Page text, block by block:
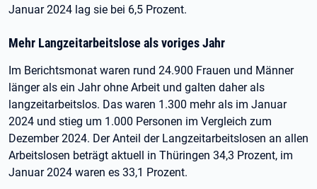
Januar 2024 lag sie bei 6,5 Prozent.
Mehr Langzeitarbeitslose als voriges Jahr
Im Berichtsmonat waren rund 24.900 Frauen und Männer
länger als ein Jahr ohne Arbeit und galten daher als
langzeitarbeitslos. Das waren 1.300 mehr als im Januar
2024 und stieg um 1.000 Personen im Vergleich zum
Dezember 2024. Der Anteil der Langzeitarbeitslosen an allen
Arbeitslosen beträgt aktuell in Thüringen 34,3 Prozent, im
Januar 2024 waren es 33,1 Prozent.